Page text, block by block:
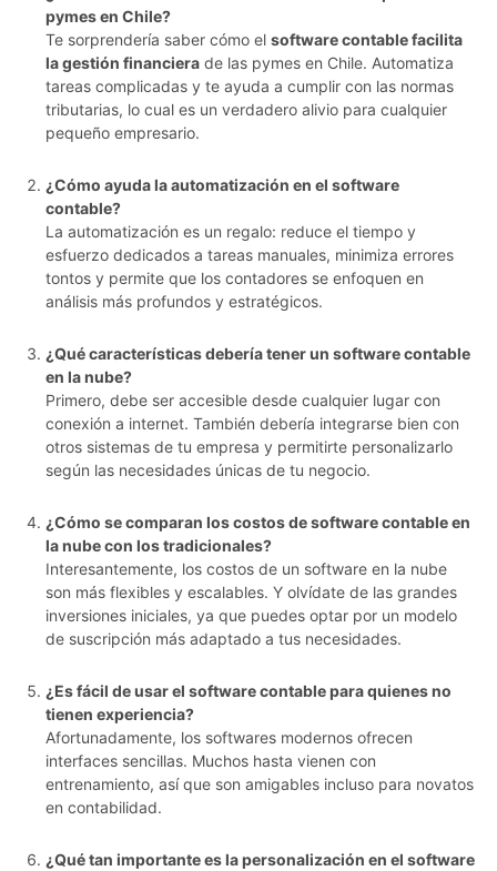
pymes en Chile?
Te sorprendería saber cómo el software contable facilita
la gestión financiera de las pymes en Chile. Automatiza
tareas complicadas y te ayuda a cumplir con las normas
tributarias, lo cual es un verdadero alivio para cualquier
pequeño empresario.
¿Cómo ayuda la automatización en el software
contable?
La automatización es un regalo: reduce el tiempo y
esfuerzo dedicados a tareas manuales, minimiza errores
tontos y permite que los contadores se enfoquen en
análisis más profundos y estratégicos.
¿Qué características debería tener un software contable
en la nube?
Primero, debe ser accesible desde cualquier lugar con
conexión a internet. También debería integrarse bien con
otros sistemas de tu empresa y permitirte personalizarlo
según las necesidades únicas de tu negocio.
¿Cómo se comparan los costos de software contable en
la nube con los tradicionales?
Interesantemente, los costos de un software en la nube
son más flexibles y escalables. Y olvídate de las grandes
inversiones iniciales, ya que puedes optar por un modelo
de suscripción más adaptado a tus necesidades.
¿Es fácil de usar el software contable para quienes no
tienen experiencia?
Afortunadamente, los softwares modernos ofrecen
interfaces sencillas. Muchos hasta vienen con
entrenamiento, así que son amigables incluso para novatos
en contabilidad.
¿Qué tan importante es la personalización en el software